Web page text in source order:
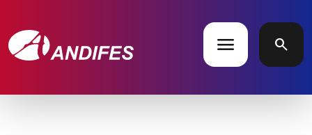
menu search